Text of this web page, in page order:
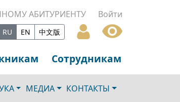
АБИТУРИЕНТУ Войти
RU EN 中文版
Сотрудникам
МЕДИА КОНТАКТЫ